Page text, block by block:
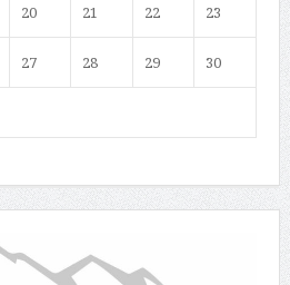
20 21 22 23
27 28 29 30